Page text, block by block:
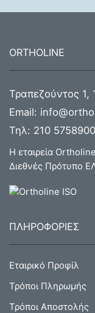
ORTHOLINE
Τραπεζούντος 1,
Email:
Τηλ: 210 5758900
Η εταιρεία
Διεθνές Πρότυπο
ΠΛΗΡΟΦΟΡΙΕΣ
Εταιρικό Προφίλ
Τρόποι Πληρωμής
Τρόποι Αποστολής